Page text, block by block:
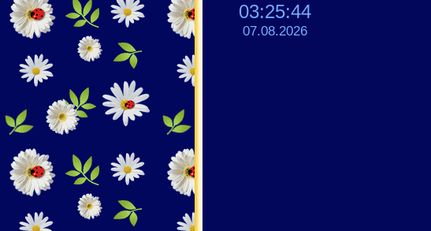
03:25:45
07.08.2026